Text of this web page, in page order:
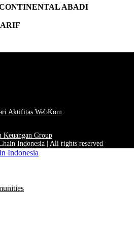
ABADI
Aktifitas WebKom
Keuangan Group
Indonesia | All rights reserved